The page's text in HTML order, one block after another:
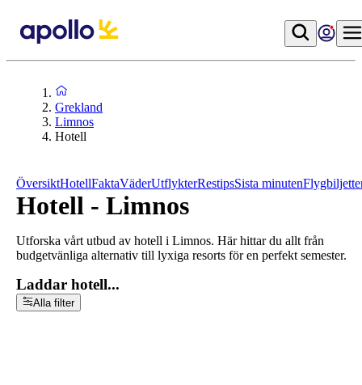
Grekland
Limnos
Hotell
ÖversiktHotellFaktaVäderUtflykterRestipsSista minuten
Hotell - Limnos
Utforska vårt utbud av hotell i Limnos. Här hittar du allt från
budgetvänliga alternativ till lyxiga resorts för en perfekt semester.
Laddar hotell...
Alla filter